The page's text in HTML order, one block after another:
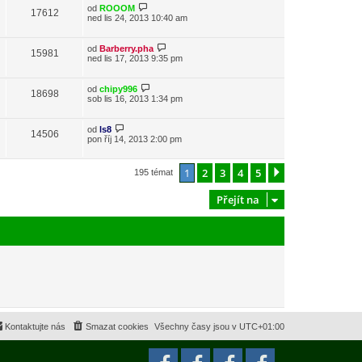
17612 od ROOOM
ned lis 24, 2013 10:40 am
15981 od Barberry.pha
ned lis 17, 2013 9:35 pm
18698 od chipy996
sob lis 16, 2013 1:34 pm
14506 od ls8
pon říj 14, 2013 2:00 pm
195 témat 1 2 3 4 5
Přejít na
Všechny časy jsou v UTC+01:00
Smazat cookies
Kontaktujte nás